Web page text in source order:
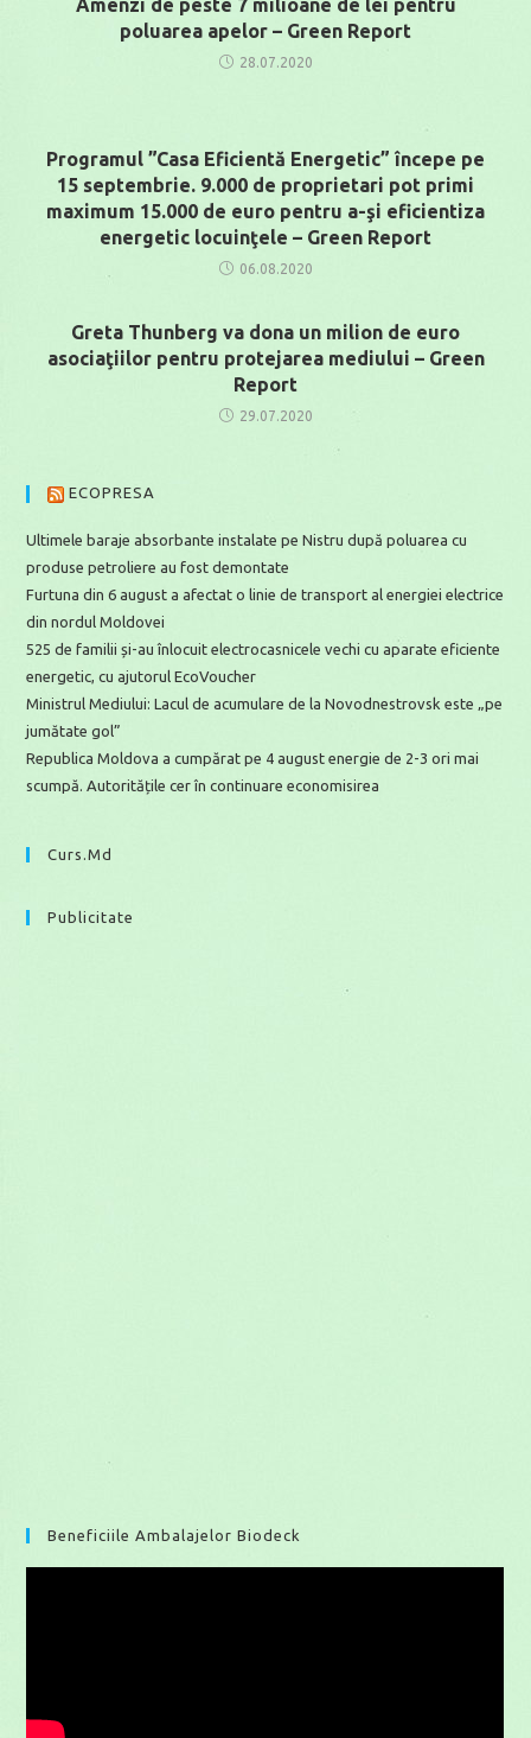
Amenzi de peste 7 milioane de lei pentru
poluarea apelor – Green Report
28.07.2020
Programul ”Casa Eficientă Energetic” începe pe
15 septembrie. 9.000 de proprietari pot primi
maximum 15.000 de euro pentru a-şi eficientiza
energetic locuinţele – Green Report
06.08.2020
Greta Thunberg va dona un milion de euro
asociaţiilor pentru protejarea mediului – Green
Report
29.07.2020
ECOPRESA
Ultimele baraje absorbante instalate pe Nistru după poluarea cu
produse petroliere au fost demontate
Furtuna din 6 august a afectat o linie de transport al energiei electrice
din nordul Moldovei
525 de familii și-au înlocuit electrocasnicele vechi cu aparate eficiente
energetic, cu ajutorul EcoVoucher
Ministrul Mediului: Lacul de acumulare de la Novodnestrovsk este „pe
jumătate gol”
Republica Moldova a cumpărat pe 4 august energie de 2-3 ori mai
scumpă. Autoritățile cer în continuare economisirea
Curs.md
Publicitate
Beneficiile Ambalajelor Biodeck